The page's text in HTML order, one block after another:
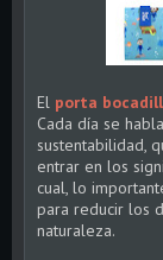
El porta
Cada día se
sustentabilidad,
entrar en los
cual, lo
para reducir los
naturaleza.